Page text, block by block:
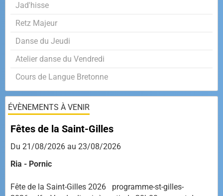
Jad'hisse
Retz Majeur
Danse du Jeudi
Atelier danse du Vendredi
Cours de Langue Bretonne
ÉVÈNEMENTS À VENIR
Fêtes de la Saint-Gilles
Du 21/08/2026 au 23/08/2026
Ria - Pornic
Fête de la Saint-Gilles 2026 programme-st-gilles-